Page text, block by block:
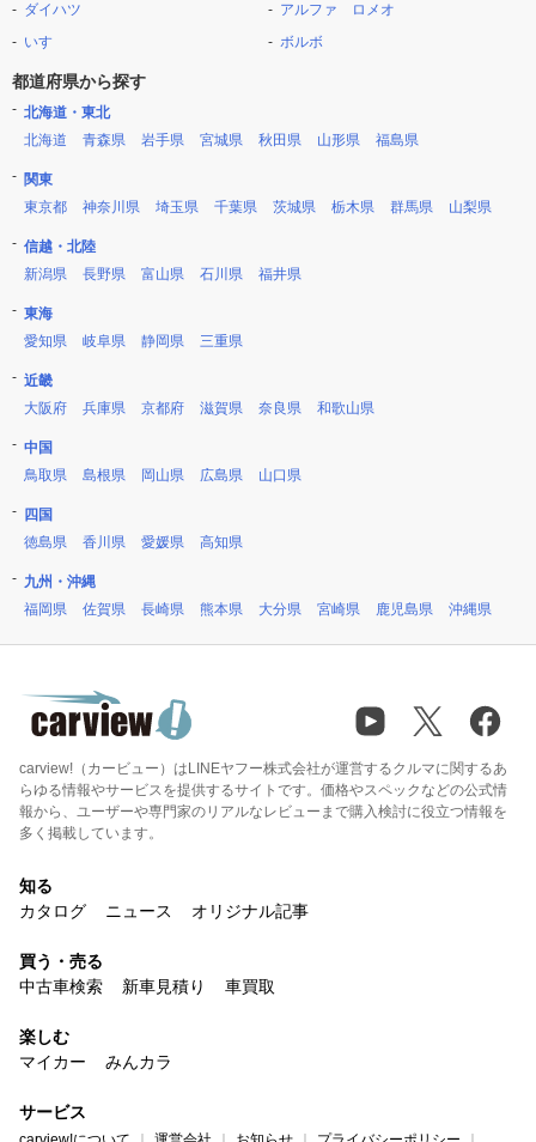
ダイハツ
いすゞ
アルファ ロメオ
ボルボ
都道府県から探す
北海道・東北
北海道
青森県 岩手県 宮城県 秋田県 山形県 福島県
関東
東京都
神奈川県 埼玉県 千葉県 茨城県 栃木県 群馬県 山梨県
信越・北陸
新潟県
長野県 富山県 石川県 福井県
東海
愛知県
岐阜県 静岡県 三重県
近畿
大阪府
兵庫県 京都府 滋賀県 奈良県 和歌山県
中国
鳥取県
島根県 岡山県 広島県 山口県
四国
徳島県
香川県 愛媛県 高知県
九州・沖縄
福岡県
佐賀県 長崎県 熊本県 大分県 宮崎県 鹿児島県 沖縄県
carview!（カービュー）はLINEヤフー株式会社が運営するクルマに関するあ
らゆる情報やサービスを提供するサイトです。価格やスペックなどの公式情
報から、ユーザーや専門家のリアルなレビューまで購入検討に役立つ情報を
多く掲載しています。
知る
カタログ
ニュース オリジナル記事
買う・売る
中古車検索
新車見積り 車買取
楽しむ
マイカー
みんカラ
サービス